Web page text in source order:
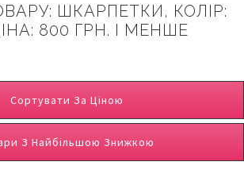
ШКАРПЕТКИ, КОЛІР:
800 ГРН. І МЕНШЕ
Сортувати За Ціною
З Найбільшою Знижкою